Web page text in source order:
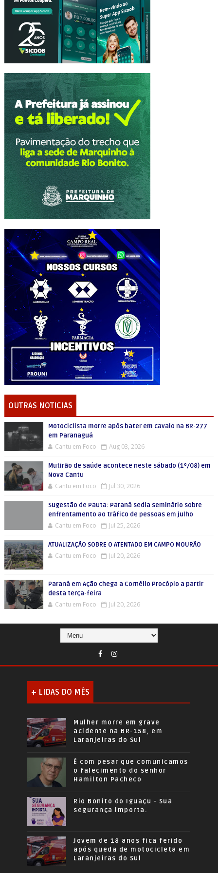
OUTRAS NOTICIAS
Motociclista morre após bater em cavalo na BR-277
em Paranaguá
Cantu em Foco Aug 03, 2026
Mutirão de saúde acontece neste sábado (1º/08) em
Nova Cantu
Cantu em Foco Jul 30, 2026
Sugestão de Pauta: Paraná sedia seminário sobre
enfrentamento ao tráfico de pessoas em julho
Cantu em Foco Jul 25, 2026
ATUALIZAÇÃO SOBRE O ATENTADO EM CAMPO MOURÃO
Cantu em Foco Jul 20, 2026
Paraná em Ação chega a Cornélio Procópio a partir
desta terça-feira
Cantu em Foco Jul 20, 2026
+ LIDAS DO MÊS
Mulher morre em grave
acidente na BR-158, em
Laranjeiras do Sul
É com pesar que comunicamos
o falecimento do senhor
Hamilton Pacheco
Rio Bonito do Iguaçu - Sua
segurança importa.
Jovem de 18 anos fica ferido
após queda de motocicleta em
Laranjeiras do Sul